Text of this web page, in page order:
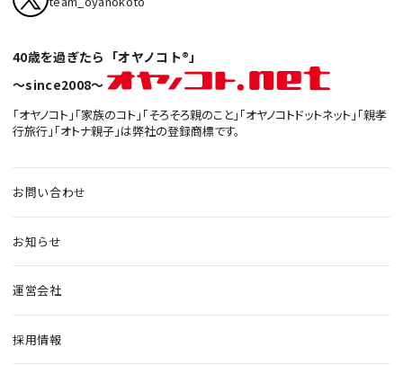
40歳を過ぎたら「オヤノコト®」
〜since2008〜
「オヤノコト」「家族のコト」「そろそろ親のこと」「オヤノコトドットネット」「親孝
行旅行」「オトナ親子」は弊社の登録商標です。
お問い合わせ
お知らせ
運営会社
採用情報